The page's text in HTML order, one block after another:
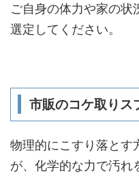
ご自身の体力や家の状
選定してください。
市販のコケ取りス
物理的にこすり落とす
が、化学的な力で汚れ